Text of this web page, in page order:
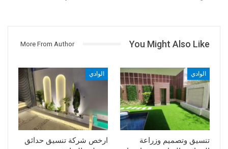
You Might Also Like
More From Author
الوادي
تنسيق وتصميم وزراعة
الوادي
ارخص شركة تنسيق حدائق